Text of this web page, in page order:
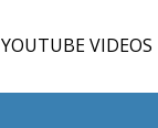
YOUTUBE VIDEOS